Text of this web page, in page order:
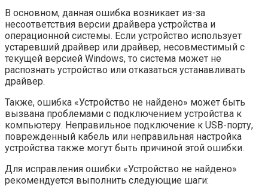
В основном, данная ошибка возникает из-за
несоответствия версии драйвера устройства и
операционной системы. Если устройство использует
устаревший драйвер или драйвер, несовместимый с
текущей версией Windows, то система может не
распознать устройство или отказаться устанавливать
драйвер.
Также, ошибка «Устройство не найдено» может быть
вызвана проблемами с подключением устройства к
компьютеру. Неправильное подключение к USB-порту,
поврежденный кабель или неправильная настройка
устройства также могут быть причиной этой ошибки.
Для исправления ошибки «Устройство не найдено»
рекомендуется выполнить следующие шаги: